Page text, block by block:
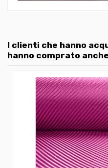
I clienti che hanno
hanno comprato